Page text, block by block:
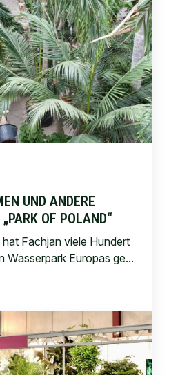
UND ANDERE P
OF POLAND“
Fachjan viele Hundert
Wasserpark Europas ge...